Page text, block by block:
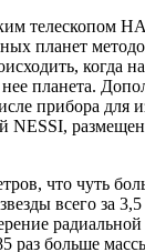
телескопом
планет
когда
планета.
прибора для
NESSI,
что чуть
всего за 3,5
раз больше